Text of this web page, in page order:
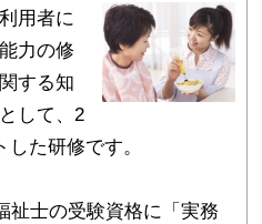
用者に
力の修
する知
して、2
た研修です。
祉士の受験資格に「実務